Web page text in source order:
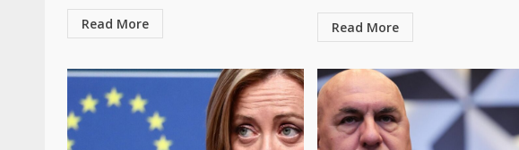
Read More Read More